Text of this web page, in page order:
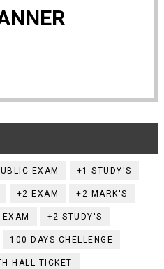
EXAM +1 STUDY'S
+2 EXAM +2 MARK'S
+2 STUDY'S
100 DAYS CHELLENGE
HALL TICKET